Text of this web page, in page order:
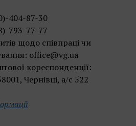
404-87-30
793-77-77
щодо співпраці чи
office@vg.ua
кореспонденції:
Чернівці, а/с 522